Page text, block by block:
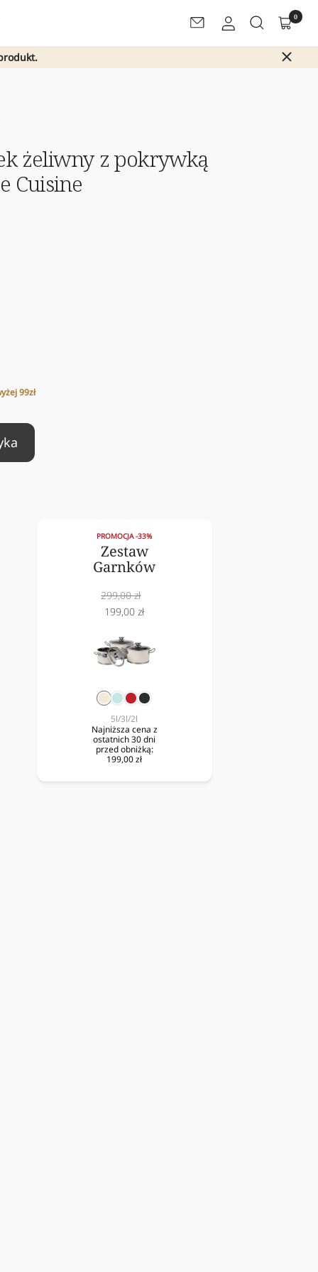
Newsletter 0
żeliwny z pokrywką
Cuisine
99zł
PROMOCJA -33%
Zestaw
Garnków
Cena
normalna
299,00 zł
Cena
199,00 zł
kremmiętaczerwony
czarny
5l/3l/2l
Najniższa cena z
ostatnich 30 dni
przed obniżką:
199,00 zł